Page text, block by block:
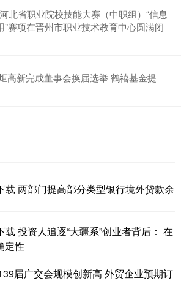
北省职业院校技能大赛（中职组）“信息
赛项在晋州市职业技术教育中心圆满闭
高新完成董事会换届选举 鹤禧基金提
载 两部门提高部分类型银行境外贷款余
投资人追逐“大疆系”创业者背后： 在
定性
届广交会规模创新高 外贸企业预期订